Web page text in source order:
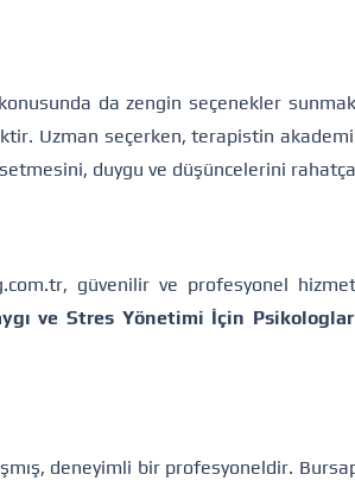
da zengin seçenekler
Uzman seçerken, terapistin
duygu ve düşüncelerini
, güvenilir ve profesyonel
ve Stres Yönetimi İçin Psikologlar
deneyimli bir profesyoneldir.